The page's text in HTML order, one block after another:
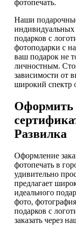
фотопечать.
Наши
индивидуальных
подарков с
фотоподарки с
ваш подарок не
личностным.
зависимости от
широкий спектр
Оформить
Развилка
Оформление
фотопечать в
удивительно
предлагает
идеального
фото,
подарков с
заказать через